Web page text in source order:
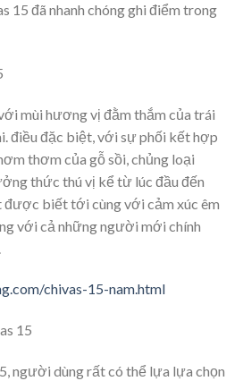
15 đã nhanh chóng ghi điểm trong
mùi hương vị đằm thắm của trái
điều đặc biệt, với sự phối kết hợp
thơm của gỗ sồi, chủng loại
thức thú vị kể từ lúc đầu đến
được biết tới cùng với cảm xúc êm
với cả những người mới chính
chivas-15-nam.html
15
người dùng rất có thể lựa lựa chọn